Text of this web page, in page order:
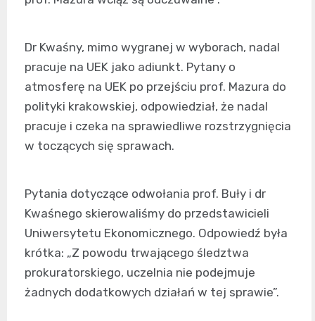
Dr Kwaśny, mimo wygranej w wyborach, nadal
pracuje na UEK jako adiunkt. Pytany o
atmosferę na UEK po przejściu prof. Mazura do
polityki krakowskiej, odpowiedział, że nadal
pracuje i czeka na sprawiedliwe rozstrzygnięcia
w toczących się sprawach.
Pytania dotyczące odwołania prof. Buły i dr
Kwaśnego skierowaliśmy do przedstawicieli
Uniwersytetu Ekonomicznego. Odpowiedź była
krótka: „Z powodu trwającego śledztwa
prokuratorskiego, uczelnia nie podejmuje
żadnych dodatkowych działań w tej sprawie”.